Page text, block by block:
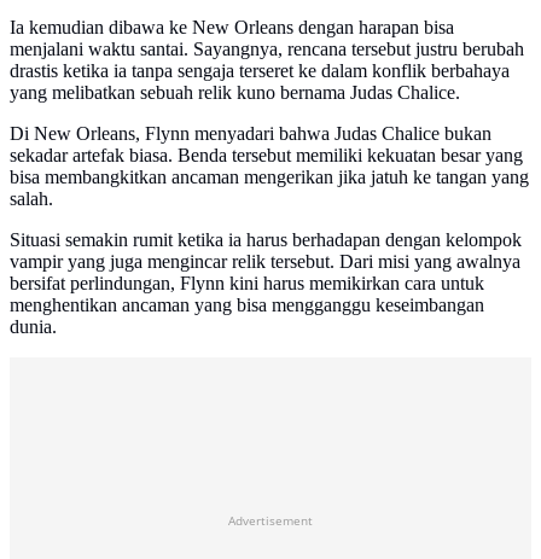
Ia kemudian dibawa ke New Orleans dengan harapan bisa
menjalani waktu santai. Sayangnya, rencana tersebut justru berubah
drastis ketika ia tanpa sengaja terseret ke dalam konflik berbahaya
yang melibatkan sebuah relik kuno bernama Judas Chalice.
Di New Orleans, Flynn menyadari bahwa Judas Chalice bukan
sekadar artefak biasa. Benda tersebut memiliki kekuatan besar yang
bisa membangkitkan ancaman mengerikan jika jatuh ke tangan yang
salah.
Situasi semakin rumit ketika ia harus berhadapan dengan kelompok
vampir yang juga mengincar relik tersebut. Dari misi yang awalnya
bersifat perlindungan, Flynn kini harus memikirkan cara untuk
menghentikan ancaman yang bisa mengganggu keseimbangan
dunia.
Advertisement